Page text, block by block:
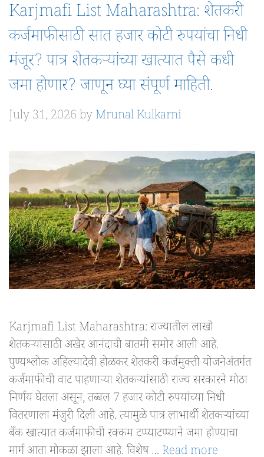
Karjmafi List Maharashtra: शेतकरी
कर्जमाफीसाठी सात हजार कोटी रुपयांचा निधी
मंजूर? पात्र शेतकऱ्यांच्या खात्यात पैसे कधी
जमा होणार? जाणून घ्या संपूर्ण माहिती.
July 31, 2026byMrunal Kulkarni
Karjmafi List Maharashtra: राज्यातील लाखो
शेतकऱ्यांसाठी अखेर आनंदाची बातमी समोर आली आहे.
पुण्यश्लोक अहिल्यादेवी होळकर शेतकरी कर्जमुक्ती योजनेअंतर्गत
कर्जमाफीची वाट पाहणाऱ्या शेतकऱ्यांसाठी राज्य सरकारने मोठा
निर्णय घेतला असून, तब्बल 7 हजार कोटी रुपयांच्या निधी
वितरणाला मंजुरी दिली आहे. त्यामुळे पात्र लाभार्थी शेतकऱ्यांच्या
बँक खात्यात कर्जमाफीची रक्कम टप्प्याटप्प्याने जमा होण्याचा
मार्ग आता मोकळा झाला आहे. विशेष … Read more